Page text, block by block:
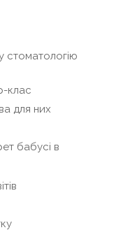
стоматологію
клас
для них
бабусі в